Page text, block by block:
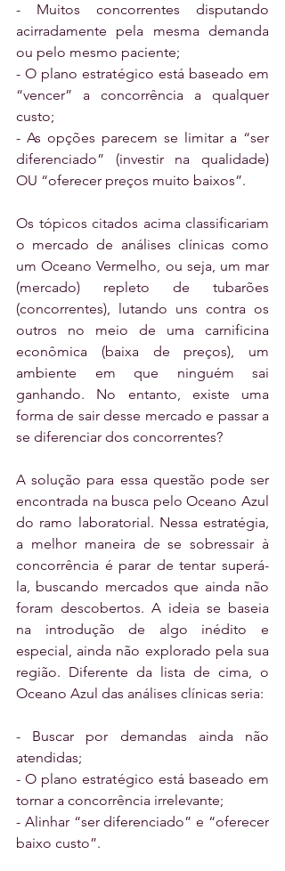
- Muitos concorrentes disputando
acirradamente pela mesma demanda
ou pelo mesmo paciente;
- O plano estratégico está baseado em
“vencer” a concorrência a qualquer
custo;
- As opções parecem se limitar a “ser
diferenciado” (investir na qualidade)
OU “oferecer preços muito baixos”.
Os tópicos citados acima classificariam
o mercado de análises clínicas como
um Oceano Vermelho, ou seja, um mar
(mercado) repleto de tubarões
(concorrentes), lutando uns contra os
outros no meio de uma carnificina
econômica (baixa de preços), um
ambiente em que ninguém sai
ganhando. No entanto, existe uma
forma de sair desse mercado e passar a
se diferenciar dos concorrentes?
A solução para essa questão pode ser
encontrada na busca pelo Oceano Azul
do ramo laboratorial. Nessa estratégia,
a melhor maneira de se sobressair à
concorrência é parar de tentar superá-
la, buscando mercados que ainda não
foram descobertos. A ideia se baseia
na introdução de algo inédito e
especial, ainda não explorado pela sua
região. Diferente da lista de cima, o
Oceano Azul das análises clínicas seria:
- Buscar por demandas ainda não
atendidas;
- O plano estratégico está baseado em
tornar a concorrência irrelevante;
- Alinhar “ser diferenciado” e “oferecer
baixo custo”.